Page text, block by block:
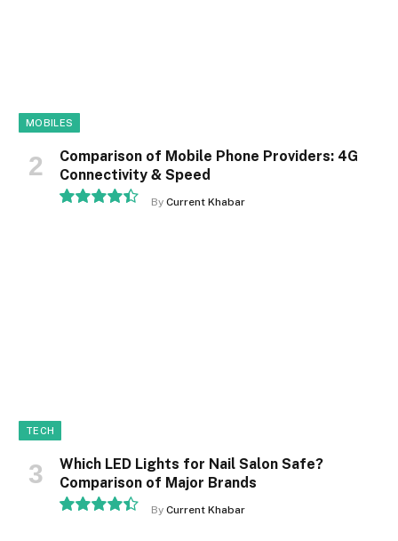
MOBILES
Comparison of Mobile Phone Providers: 4G
Connectivity & Speed
By Current Khabar
TECH
Which LED Lights for Nail Salon Safe?
Comparison of Major Brands
By Current Khabar